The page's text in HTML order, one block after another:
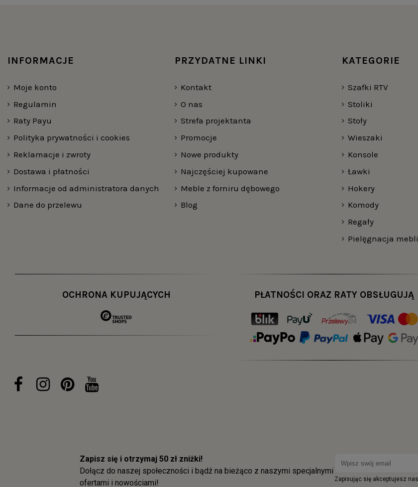
INFORMACJE
Moje konto
Regulamin
Raty Payu
Polityka prywatności i cookies
Reklamacje i zwroty
Dostawa i płatności
Informacje od administratora danych
Dane do przelewu
PRZYDATNE LINKI
Kontakt
O nas
Strefa projektanta
Promocje
Nowe produkty
Najczęściej kupowane
Meble z forniru dębowego
Blog
KATEGORIE
Szafki RTV
Stoliki
Stoły
Wieszaki
Konsole
Ławki
Hokery
Komody
Regały
Pielęgnacja mebli
OCHRONA KUPUJĄCYCH PŁATNOŚCI ORAZ RATY OBSŁUGUJĄ